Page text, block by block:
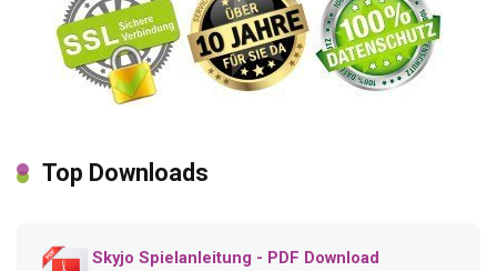
Top Downloads
Skyjo Spielanleitung - PDF Download